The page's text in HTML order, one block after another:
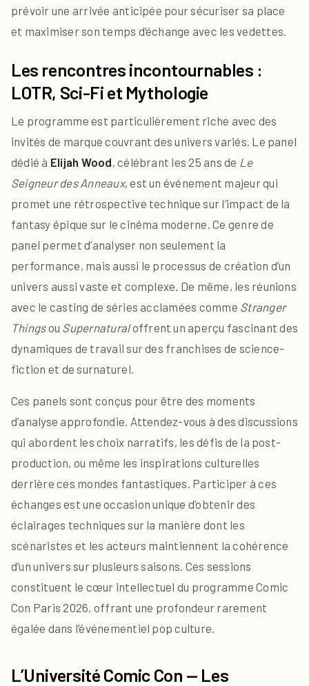
prévoir une arrivée anticipée pour sécuriser sa place
et maximiser son temps d’échange avec les vedettes.
Les rencontres incontournables :
LOTR, Sci-Fi et Mythologie
Le programme est particulièrement riche avec des
invités de marque couvrant des univers variés. Le panel
dédié à Elijah Wood, célébrant les 25 ans de Le
Seigneur des Anneaux, est un événement majeur qui
promet une rétrospective technique sur l’impact de la
fantasy épique sur le cinéma moderne. Ce genre de
panel permet d’analyser non seulement la
performance, mais aussi le processus de création d’un
univers aussi vaste et complexe. De même, les réunions
avec le casting de séries acclamées comme Stranger
Thingsou Supernaturaloffrent un aperçu fascinant des
dynamiques de travail sur des franchises de science-
fiction et de surnaturel.
Ces panels sont conçus pour être des moments
d’analyse approfondie. Attendez-vous à des discussions
qui abordent les choix narratifs, les défis de la post-
production, ou même les inspirations culturelles
derrière ces mondes fantastiques. Participer à ces
échanges est une occasion unique d’obtenir des
éclairages techniques sur la manière dont les
scénaristes et les acteurs maintiennent la cohérence
d’un univers sur plusieurs saisons. Ces sessions
constituent le cœur intellectuel du programme Comic
Con Paris 2026, offrant une profondeur rarement
égalée dans l’événementiel pop culture.
L’Université Comic Con — Les